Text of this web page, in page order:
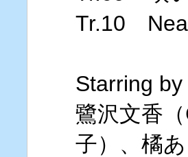
Tr.10
Starring by
鷺沢文香
子）、橘